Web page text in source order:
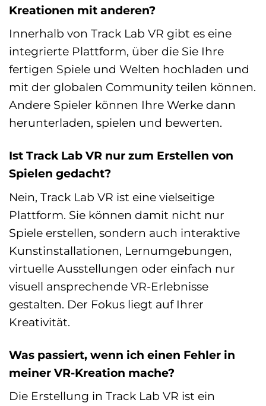
Kreationen mit anderen?
Innerhalb von Track Lab VR gibt es eine
integrierte Plattform, über die Sie Ihre
fertigen Spiele und Welten hochladen und
mit der globalen Community teilen können.
Andere Spieler können Ihre Werke dann
herunterladen, spielen und bewerten.
Ist Track Lab VR nur zum Erstellen von
Spielen gedacht?
Nein, Track Lab VR ist eine vielseitige
Plattform. Sie können damit nicht nur
Spiele erstellen, sondern auch interaktive
Kunstinstallationen, Lernumgebungen,
virtuelle Ausstellungen oder einfach nur
visuell ansprechende VR-Erlebnisse
gestalten. Der Fokus liegt auf Ihrer
Kreativität.
Was passiert, wenn ich einen Fehler in
meiner VR-Kreation mache?
Die Erstellung in Track Lab VR ist ein